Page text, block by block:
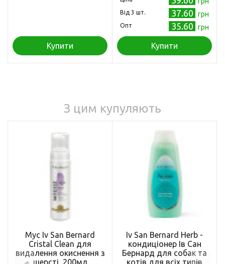
Купити
Від 3 шт. 37.60 грн
Опт 35.60 грн
Купити
З цим купуляють
Мус Iv San Bernard
Cristal Clean для
видалення окиснення з
шерсті, 200мл
Iv San Bernard Herb -
кондиціонер Ів Сан
Бернард для собак та
котів для всіх типів